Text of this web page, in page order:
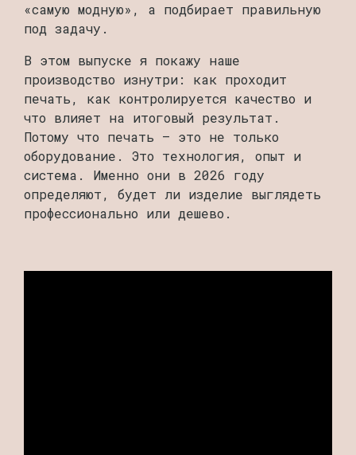
«самую модную», а подбирает правильную
под задачу.
В этом выпуске я покажу наше
производство изнутри: как проходит
печать, как контролируется качество и
что влияет на итоговый результат.
Потому что печать — это не только
оборудование. Это технология, опыт и
система. Именно они в 2026 году
определяют, будет ли изделие выглядеть
профессионально или дешево.